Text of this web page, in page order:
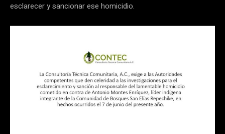
esclarecer y sancionar ese homicidio.